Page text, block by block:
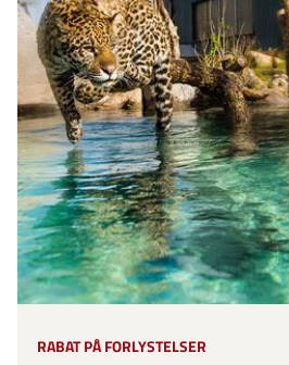
RABAT PÅ FORLYSTELSER